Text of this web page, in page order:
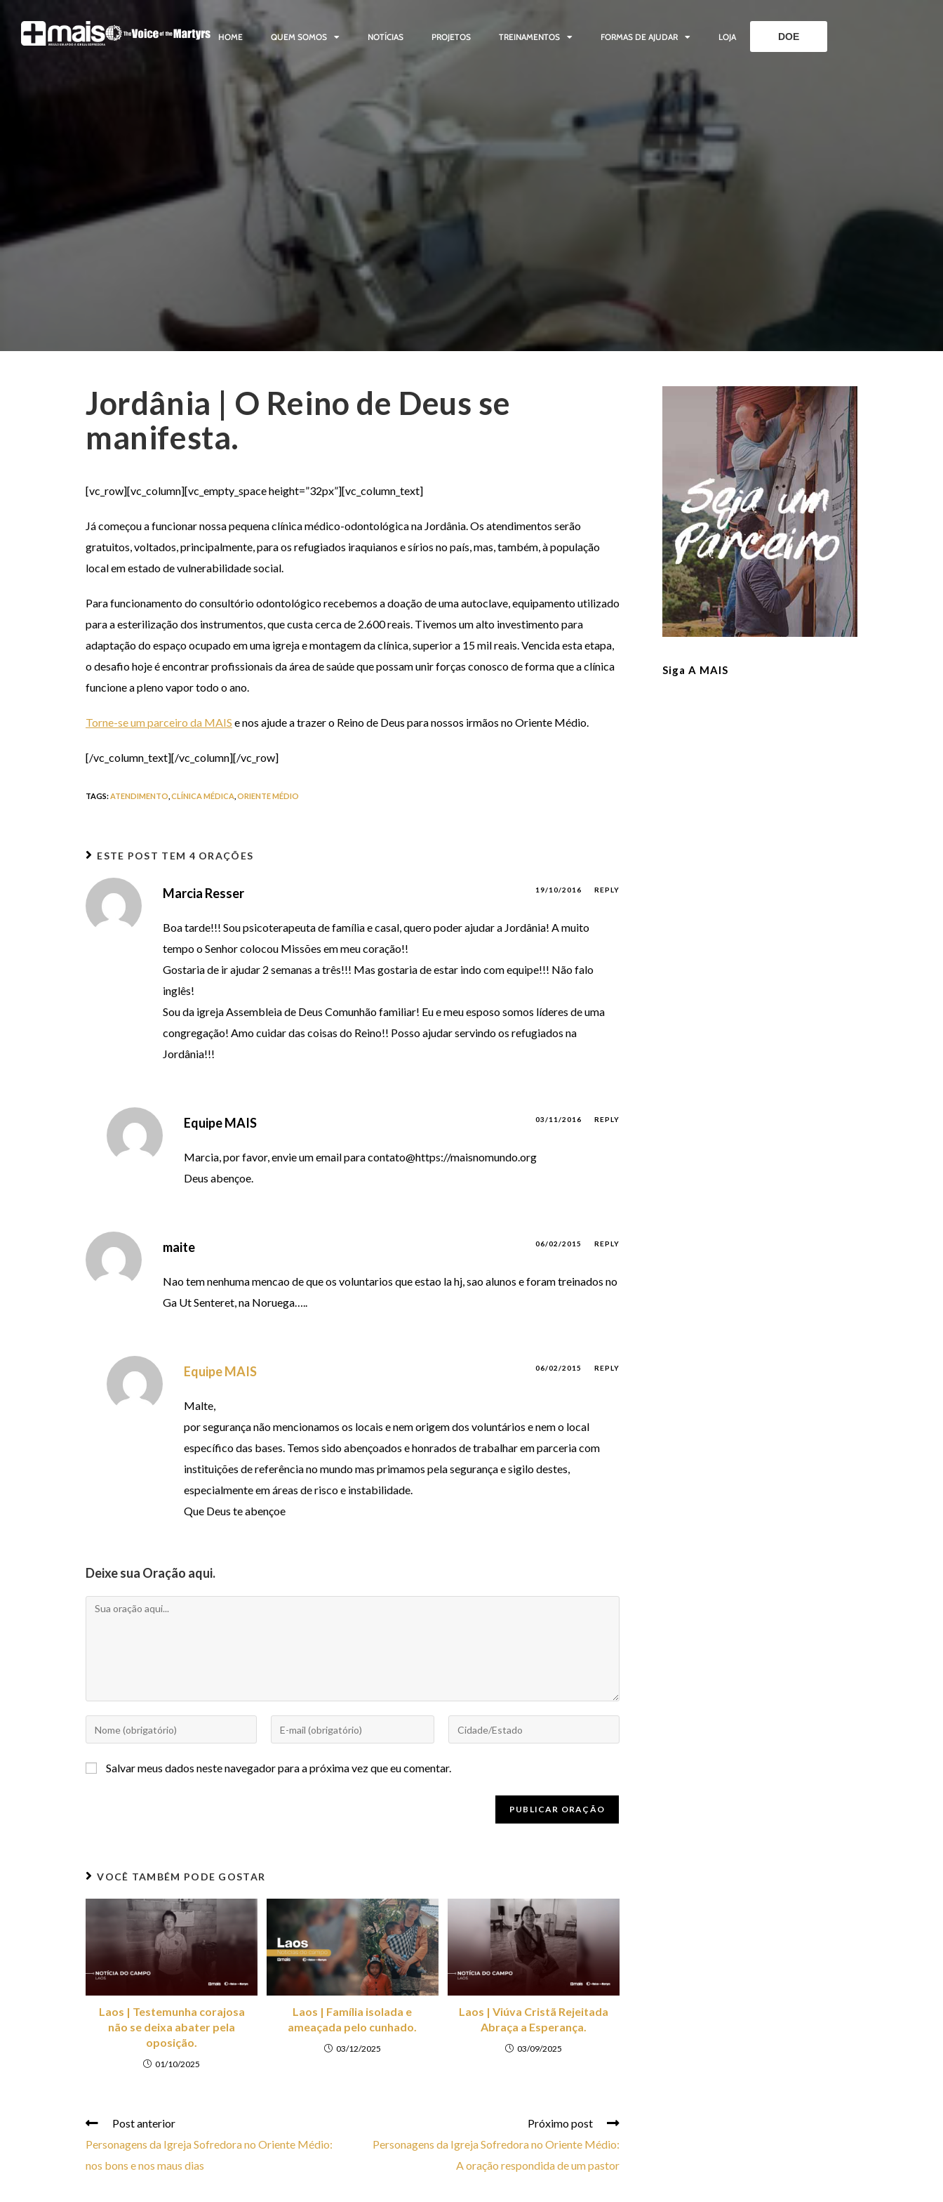
HOME QUEM SOMOS NOTÍCIAS PROJETOS TREINAMENTOS FORMAS DE AJUDAR LOJA DOE
Jordânia | O Reino de Deus se
manifesta.
[vc_row][vc_column][vc_empty_space height=”32px”][vc_column_text]
Já começou a funcionar nossa pequena clínica médico-odontológica na Jordânia. Os atendimentos serão
gratuitos, voltados, principalmente, para os refugiados iraquianos e sírios no país, mas, também, à população
local em estado de vulnerabilidade social.
Para funcionamento do consultório odontológico recebemos a doação de uma autoclave, equipamento utilizado
para a esterilização dos instrumentos, que custa cerca de 2.600 reais. Tivemos um alto investimento para
adaptação do espaço ocupado em uma igreja e montagem da clínica, superior a 15 mil reais. Vencida esta etapa,
o desafio hoje é encontrar profissionais da área de saúde que possam unir forças conosco de forma que a clínica
funcione a pleno vapor todo o ano.
Torne-se um parceiro da MAIS e nos ajude a trazer o Reino de Deus para nossos irmãos no Oriente Médio.
[/vc_column_text][/vc_column][/vc_row]
TAGS:ATENDIMENTO CLÍNICA MÉDICA ORIENTE MÉDIO
ESTE POST TEM 4 ORAÇÕES
Marcia Resser 19/10/2016 REPLY
Boa tarde!!! Sou psicoterapeuta de família e casal, quero poder ajudar a Jordânia! A muito
tempo o Senhor colocou Missões em meu coração!!
Gostaria de ir ajudar 2 semanas a três!!! Mas gostaria de estar indo com equipe!!! Não falo
inglês!
Sou da igreja Assembleia de Deus Comunhão familiar! Eu e meu esposo somos líderes de uma
congregação! Amo cuidar das coisas do Reino!! Posso ajudar servindo os refugiados na
Jordânia!!!
Equipe MAIS 03/11/2016 REPLY
Marcia, por favor, envie um email para contato@https://maisnomundo.org
Deus abençoe.
maite 06/02/2015 REPLY
Nao tem nenhuma mencao de que os voluntarios que estao la hj, sao alunos e foram treinados no
Ga Ut Senteret, na Noruega…..
Equipe MAIS 06/02/2015 REPLY
Malte,
por segurança não mencionamos os locais e nem origem dos voluntários e nem o local
específico das bases. Temos sido abençoados e honrados de trabalhar em parceria com
instituições de referência no mundo mas primamos pela segurança e sigilo destes,
especialmente em áreas de risco e instabilidade.
Que Deus te abençoe
Deixe sua Oração aqui.
Salvar meus dados neste navegador para a próxima vez que eu comentar.
VOCÊ TAMBÉM PODE GOSTAR
Laos | Testemunha corajosa
não se deixa abater pela
oposição.
01/10/2025
Laos | Família isolada e
ameaçada pelo cunhado.
03/12/2025
Laos | Viúva Cristã Rejeitada
Abraça a Esperança.
03/09/2025
Post anterior
Personagens da Igreja Sofredora no Oriente Médio:
nos bons e nos maus dias
Próximo post
Personagens da Igreja Sofredora no Oriente Médio:
A oração respondida de um pastor
Siga A MAIS